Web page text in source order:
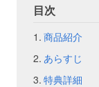
目次
商品紹介
あらすじ
特典詳細